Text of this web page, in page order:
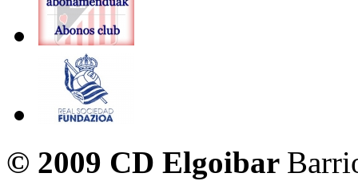
© 2009 CD Elgoibar